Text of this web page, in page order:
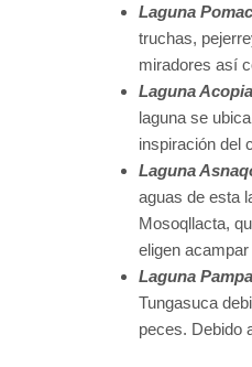
Laguna
truchas,
miradores así
Laguna Acopia
laguna se
inspiración del
Laguna
aguas de esta
Mosoqllacta,
eligen
Laguna
Tungasuca
peces. Debido